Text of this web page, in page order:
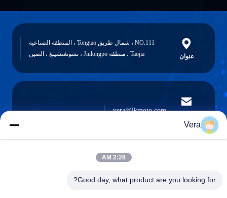
عنوان
NO.111 ، شمال طريق Tongtao ، المنطقة الصناعية
Taojia ، منطقة Jiulongpo ، تشونغتشينغ ، الصين
الإلكتروني
vera@lkmoto.com
هاتف
Vera
2:28 AM
Good day, what product are you looking for?